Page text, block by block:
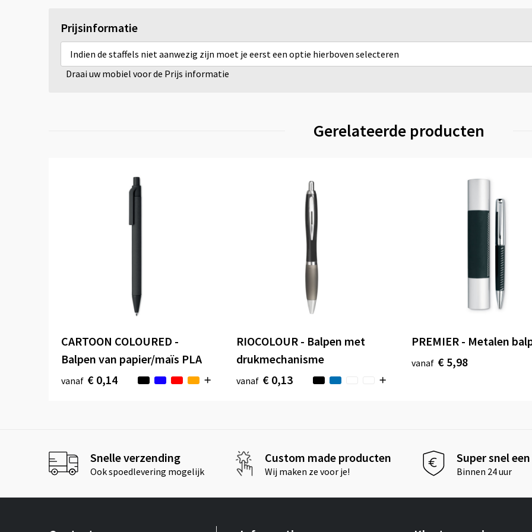
Prijsinformatie
Indien de staffels niet aanwezig zijn moet je eerst een optie hierboven selecteren
Draai uw mobiel voor de Prijs informatie
Gerelateerde producten
CARTOON COLOURED -
Balpen van papier/maïs PLA
vanaf € 0,14
RIOCOLOUR - Balpen met
drukmechanisme
vanaf € 0,13
PREMIER - Metalen
vanaf € 5,98
Snelle verzending
Ook spoedlevering mogelijk
Custom made producten
Wij maken ze voor je!
Super snel
Binnen 24 uur